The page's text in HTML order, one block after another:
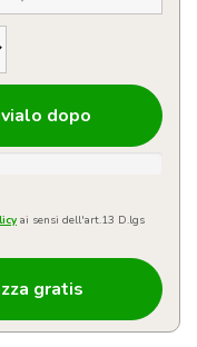
dopo
ai sensi dell'art.13 D.lgs